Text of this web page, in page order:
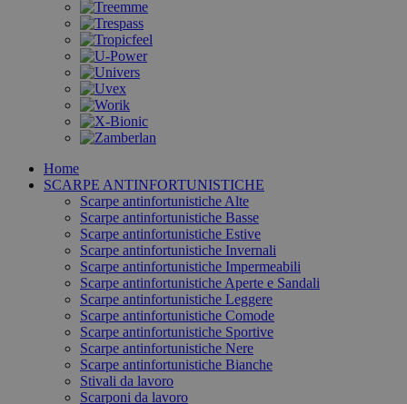
Home
SCARPE ANTINFORTUNISTICHE
Scarpe antinfortunistiche Alte
Scarpe antinfortunistiche Basse
Scarpe antinfortunistiche Estive
Scarpe antinfortunistiche Invernali
Scarpe antinfortunistiche Impermeabili
Scarpe antinfortunistiche Aperte e Sandali
Scarpe antinfortunistiche Leggere
Scarpe antinfortunistiche Comode
Scarpe antinfortunistiche Sportive
Scarpe antinfortunistiche Nere
Scarpe antinfortunistiche Bianche
Stivali da lavoro
Scarponi da lavoro